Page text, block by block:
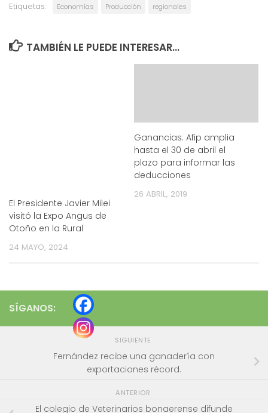
Etiquetas: Economías Producción regionales
TAMBIÉN LE PUEDE INTERESAR...
El Presidente Javier Milei
visitó la Expo Angus de
Otoño en la Rural
24 MAYO, 2024
Ganancias: Afip amplia
hasta el 30 de abril el
plazo para informar las
deducciones
26 ABRIL, 2019
SÍGANOS:
SIGUIENTE
Fernández recibe una ganadería con
exportaciones récord.
ANTERIOR
El colegio de Veterinarios bonaerense difunde